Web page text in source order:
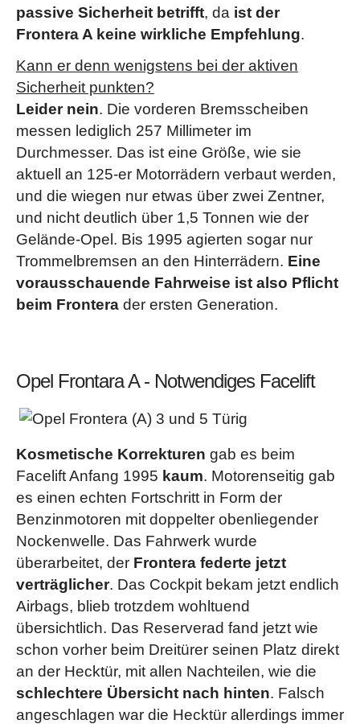
passive Sicherheit betrifft, da ist der
Frontera A keine wirkliche Empfehlung.
Kann er denn wenigstens bei der aktiven
Sicherheit punkten?
Leider nein. Die vorderen Bremsscheiben
messen lediglich 257 Millimeter im
Durchmesser. Das ist eine Größe, wie sie
aktuell an 125-er Motorrädern verbaut werden,
und die wiegen nur etwas über zwei Zentner,
und nicht deutlich über 1,5 Tonnen wie der
Gelände-Opel. Bis 1995 agierten sogar nur
Trommelbremsen an den Hinterrädern. Eine
vorausschauende Fahrweise ist also Pflicht
beim Frontera der ersten Generation.
Opel Frontara A - Notwendiges Facelift
Kosmetische Korrekturen gab es beim
Facelift Anfang 1995 kaum. Motorenseitig gab
es einen echten Fortschritt in Form der
Benzinmotoren mit doppelter obenliegender
Nockenwelle. Das Fahrwerk wurde
überarbeitet, der Frontera federte jetzt
verträglicher. Das Cockpit bekam jetzt endlich
Airbags, blieb trotzdem wohltuend
übersichtlich. Das Reserverad fand jetzt wie
schon vorher beim Dreitürer seinen Platz direkt
an der Hecktür, mit allen Nachteilen, wie die
schlechtere Übersicht nach hinten. Falsch
angeschlagen war die Hecktür allerdings immer